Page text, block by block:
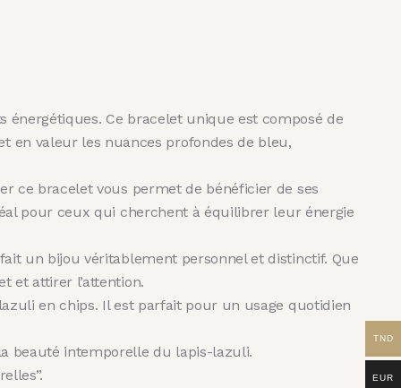
Ce bracelet unique est composé de
en valeur les nuances profondes de bleu,
ce bracelet vous permet de bénéficier de ses
pour ceux qui cherchent à équilibrer leur énergie
un bijou véritablement personnel et distinctif. Que
et attirer l’attention.
en chips. Il est parfait pour un usage quotidien
beauté intemporelle du lapis-lazuli.
TND
EUR